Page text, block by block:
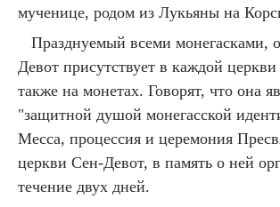
мученице, родом из Лукьяны на
Празднуемый всеми монегасками,
Девот присутствует в каждой
также на монетах. Говорят, что она
"защитной душой монегасской
Месса, процессия и церемония
церкви Сен-Девот, в память о ней
течение двух дней.